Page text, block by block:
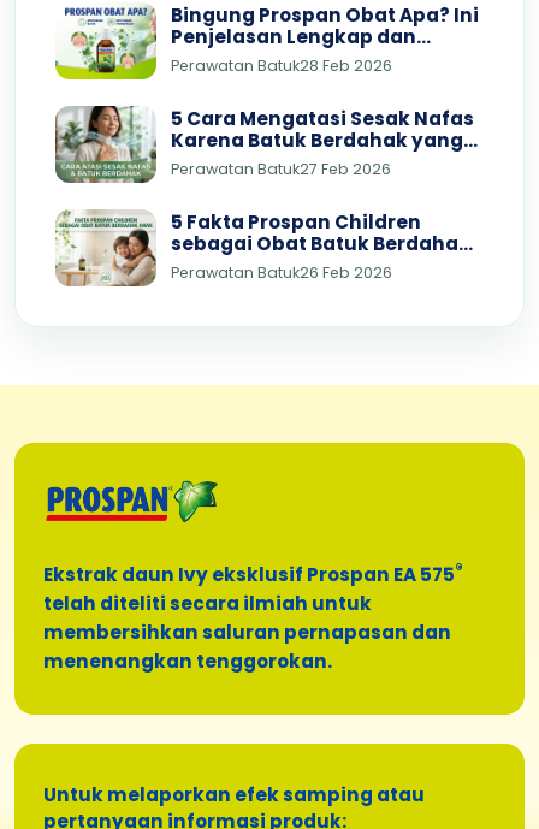
Bingung Prospan Obat Apa? Ini
Penjelasan Lengkap dan
Dosisnya
Perawatan Batuk28 Feb 2026
5 Cara Mengatasi Sesak Nafas
Karena Batuk Berdahak yang
Bisa Dicoba di Rumah
Perawatan Batuk27 Feb 2026
5 Fakta Prospan Children
sebagai Obat Batuk Berdahak
Anak 3 Tahun yang Aman dan
Terbukti Efektif
Perawatan Batuk26 Feb 2026
Ekstrak daun Ivy eksklusif Prospan EA 575®
telah diteliti secara ilmiah untuk
membersihkan saluran pernapasan dan
menenangkan tenggorokan.
Untuk melaporkan efek samping atau
pertanyaan informasi produk: